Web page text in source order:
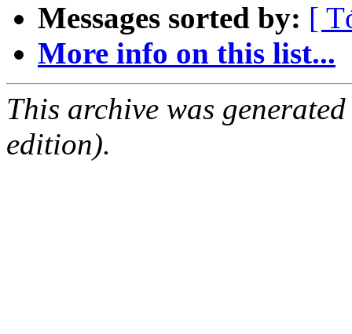
Messages sorted by: [
More info on this list...
This archive was
edition).